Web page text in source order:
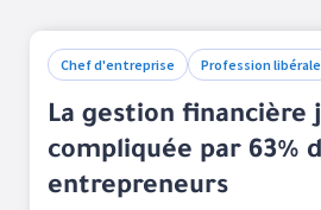
Chef d'entreprise Profession libérale
La gestion financière
compliquée par 63%
entrepreneurs